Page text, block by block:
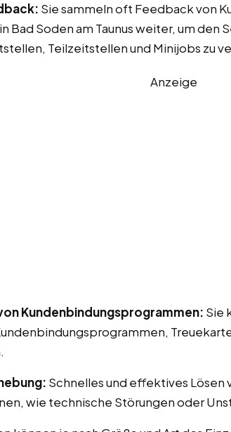
Sie sammeln oft Feedback von
Bad Soden am Taunus weiter, um
Teilzeitstellen und Minijobs zu
Anzeige
Kundenbindungsprogrammen: Sie
Schnelles und effektives Lösen
wie technische Störungen oder